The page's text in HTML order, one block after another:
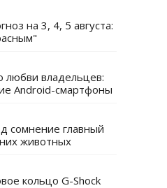
на 3, 4, 5 августа:
любви владельцев:
Android-смартфоны
сомнение главный
животных
кольцо G-Shock